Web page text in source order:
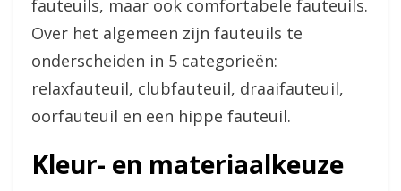
fauteuils, maar ook comfortabele fauteuils.
Over het algemeen zijn fauteuils te
onderscheiden in 5 categorieën:
relaxfauteuil, clubfauteuil, draaifauteuil,
oorfauteuil en een hippe fauteuil.
Kleur- en materiaalkeuze